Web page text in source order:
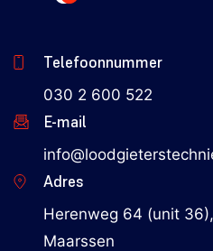
Telefoonnummer
030 2 600 522
E-mail
Adres
Herenweg 64 (unit
Maarssen